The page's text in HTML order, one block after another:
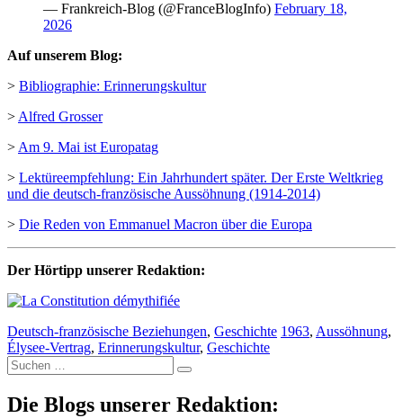
— Frankreich-Blog (@FranceBlogInfo) February 18,
2026
Auf unserem Blog:
> Bibliographie: Erinnerungskultur
>Alfred Grosser
>Am 9. Mai ist Europatag
> Lektüreempfehlung: Ein Jahrhundert später. Der Erste Weltkrieg
und die deutsch-französische Aussöhnung (1914-2014)
> Die Reden von Emmanuel Macron über die Europa
Der Hörtipp unserer Redaktion:
Deutsch-französische Beziehungen, Geschichte 1963, Aussöhnung,
Élysee-Vertrag, Erinnerungskultur, Geschichte
Suche
nach:
Die Blogs unserer Redaktion: